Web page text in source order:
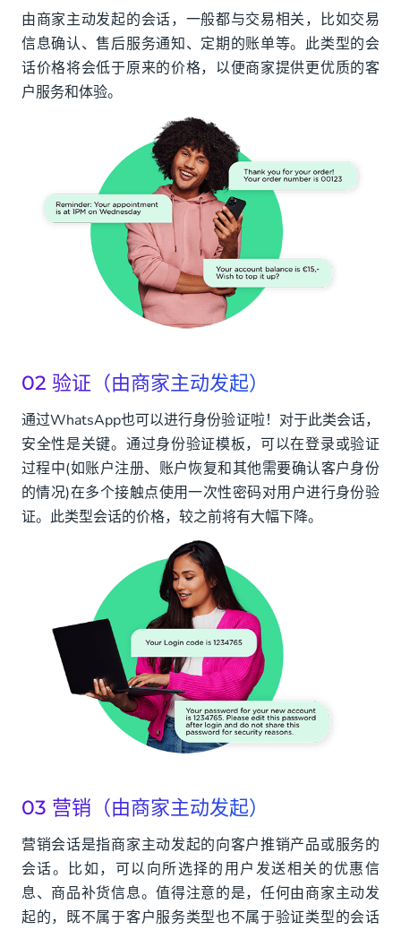
由商家主动发起的会话，一般都与交易相关，比如交易
信息确认、售后服务通知、定期的账单等。此类型的会
话价格将会低于原来的价格，以便商家提供更优质的客
户服务和体验。
02 验证（由商家主动发起）
通过WhatsApp也可以进行身份验证啦！对于此类会话，
安全性是关键。通过身份验证模板，可以在登录或验证
过程中(如账户注册、账户恢复和其他需要确认客户身份
的情况)在多个接触点使用一次性密码对用户进行身份验
证。此类型会话的价格，较之前将有大幅下降。
03 营销（由商家主动发起）
营销会话是指商家主动发起的向客户推销产品或服务的
会话。比如，可以向所选择的用户发送相关的优惠信
息、商品补货信息。值得注意的是，任何由商家主动发
起的，既不属于客户服务类型也不属于验证类型的会话